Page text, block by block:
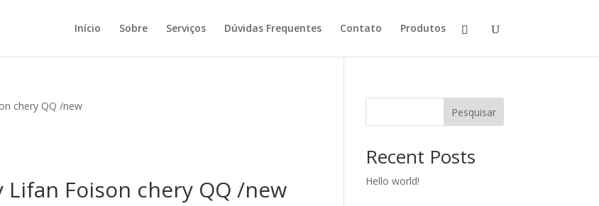
Início Sobre Serviços Dúvidas Frequentes Contato Produtos
chery QQ /new
Foison chery QQ /new
Pesquisar
Recent Posts
Hello world!